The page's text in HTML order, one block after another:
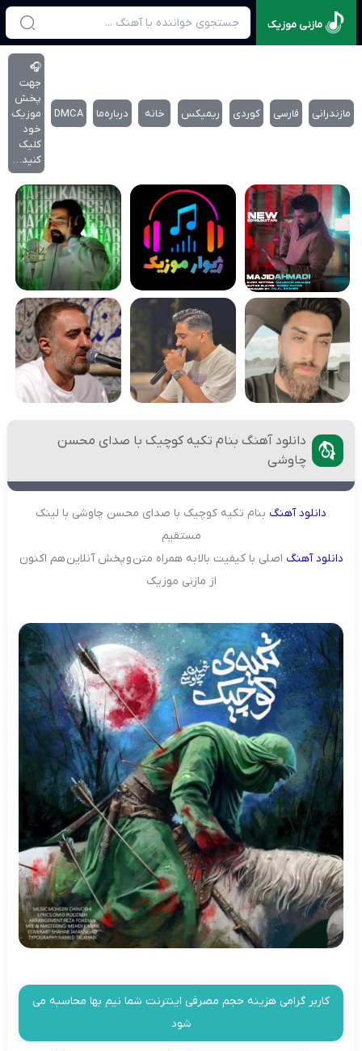
مازنی موزیک
مازندرانی فارسی کوردی ریمیکس خانه درباره‌‌ما DMCA
🎧
جهت
پخش
موزیک
خود
کلیک
کنید…
دانلود آهنگ بنام تکیه کوچیک با صدای محسن
چاوشی
دانلودآهنگ بنام تکیه کوچیک با صدای محسن چاوشی با لینک
مستقیم
دانلودآهنگ اصلی با کیفیت بالا به همراه متن و پخش آنلاین هم اکنون
از مازنی موزیک
کاربر گرامی هزینه حجم مصرفی اینترنت شما نیم بها محاسبه می
شود